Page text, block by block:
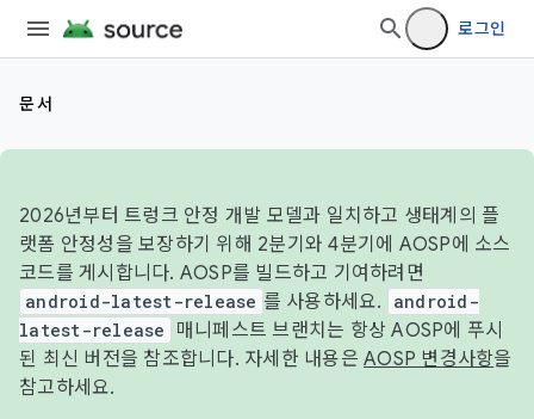
로그인
문서
2026년부터 트렁크 안정 개발 모델과 일치하고 생태계의 플
랫폼 안정성을 보장하기 위해 2분기와 4분기에 AOSP에 소스
코드를 게시합니다. AOSP를 빌드하고 기여하려면
android-latest-release 를 사용하세요.
android-
latest-release
매니페스트 브랜치는 항상 AOSP에 푸시
된 최신 버전을 참조합니다. 자세한 내용은 AOSP 변경사항을
참고하세요.